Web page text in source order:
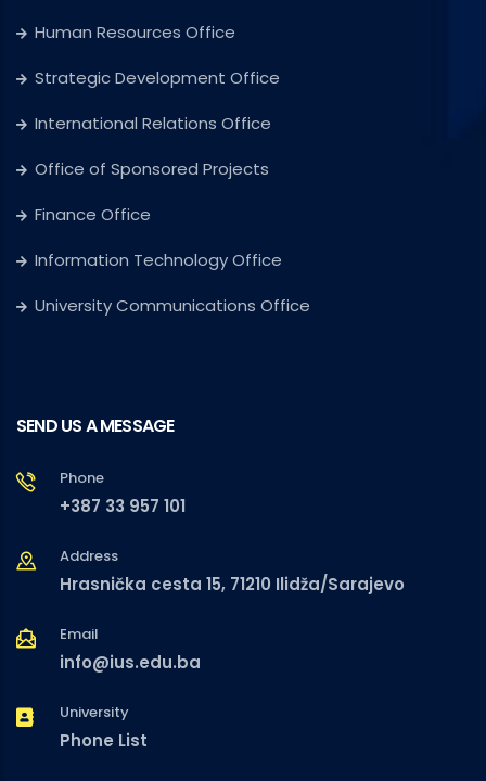
Human Resources Office
Strategic Development Office
International Relations Office
Office of Sponsored Projects
Finance Office
Information Technology Office
University Communications Office
SEND US A MESSAGE
Phone
+387 33 957 101
Address
Hrasnička cesta 15, 71210 Ilidža/Sarajevo
Email
info@ius.edu.ba
University
Phone List